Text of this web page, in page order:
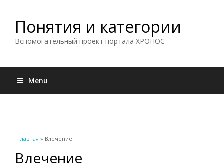
Понятия и категории
Вспомогательный проект портала ХРОНОС
Menu
Вы здесь
Главная » Влечение
Влечение